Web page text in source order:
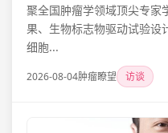
聚全国肿瘤学领域顶尖专家
果、生物标志物驱动试验设
细胞...
2026-08-04肿瘤瞭望 访谈